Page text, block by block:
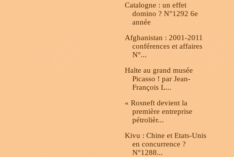
Catalogne : un effet
domino ? N°1292 6e
année
Afghanistan : 2001-2011
conférences et affaires
N°...
Halte au grand musée
Picasso ! par Jean-
François L...
« Rosneft devient la
première entreprise
pétrolièr...
Kivu : Chine et Etats-Unis
en concurrence ?
N°1288...